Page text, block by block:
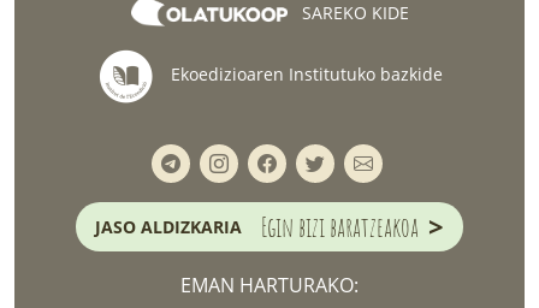
SAREKO KIDE
Ekoedizioaren Institutuko bazkide
JASO ALDIZKARIA Egin bizi baratzeakoa >
EMAN HARTURAKO: